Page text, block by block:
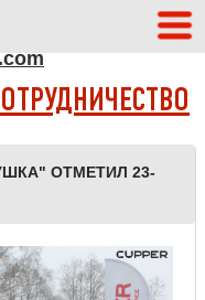
ОТМЕТИЛ 23-